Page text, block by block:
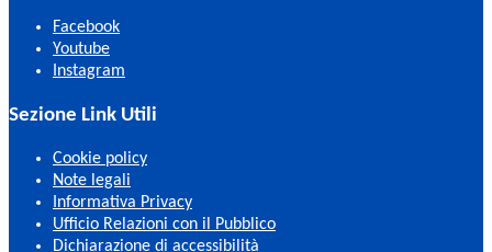
Facebook
Youtube
Instagram
Sezione Link Utili
Cookie policy
Note legali
Informativa Privacy
Ufficio Relazioni con il Pubblico
Dichiarazione di accessibilità